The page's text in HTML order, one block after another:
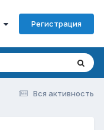
Регистрация
Вся активность